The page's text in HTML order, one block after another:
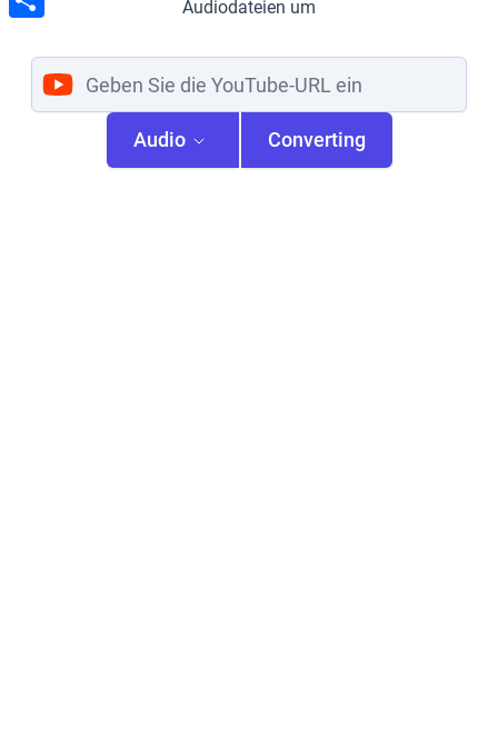
Audiodateien um
Audio Converting